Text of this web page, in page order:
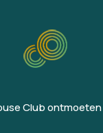
Club